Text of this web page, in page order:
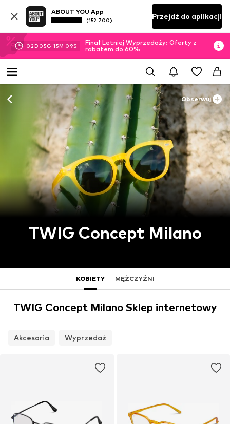
ABOUT YOU App
(152 700) Przejdź do aplikacji
02D 05G 15M 07S
Finał Letniej Wyprzedaży: Oferty z
rabatem do 60%
Obserwuj
TWIG Concept Milano
KOBIETY MĘŻCZYŹNI
TWIG Concept Milano Sklep internetowy
Akcesoria Wyprzedaż